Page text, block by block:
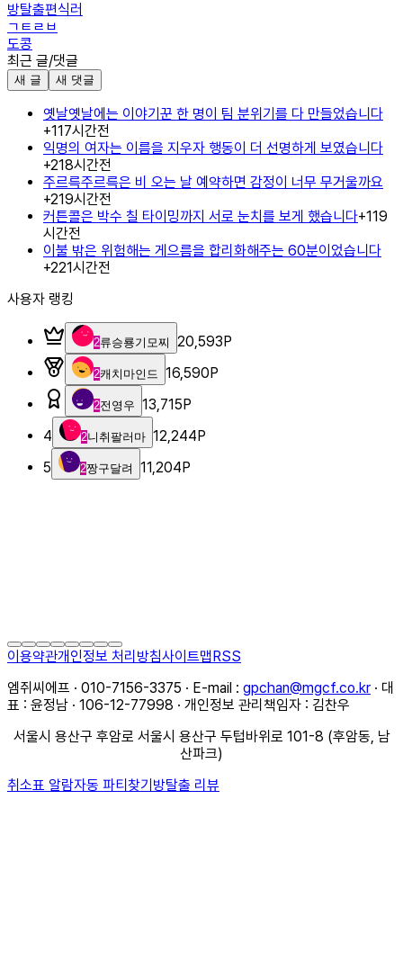
방탈출편식러
ㄱㅌㄹㅂ
도콩
최근 글/댓글
새 글 새 댓글
옛날옛날에는 이야기꾼 한 명이 팀 분위기를 다 만들었습니다
+117시간전
익명의 여자는 이름을 지우자 행동이 더 선명하게 보였습니다
+218시간전
주르륵주르륵은 비 오는 날 예약하면 감정이 너무 무거울까요
+219시간전
커튼콜은 박수 칠 타이밍까지 서로 눈치를 보게 했습니다+119
시간전
이불 밖은 위험해는 게으름을 합리화해주는 60분이었습니다
+221시간전
사용자 랭킹
2류승룡기모찌 20,593P
2캐치마인드 16,590P
2전영우 13,715P
4
2니취팔러마 12,244P
5
2짱구달려 11,204P
이용약관개인정보 처리방침사이트맵RSS
엠쥐씨에프 · 010-7156-3375 · E-mail : gpchan@mgcf.co.kr · 대
표 : 윤정남 · 106-12-77998 · 개인정보 관리책임자 : 김찬우
서울시 용산구 후암로 서울시 용산구 두텁바위로 101-8 (후암동, 남
산파크)
취소표 알람자동 파티찾기방탈출 리뷰